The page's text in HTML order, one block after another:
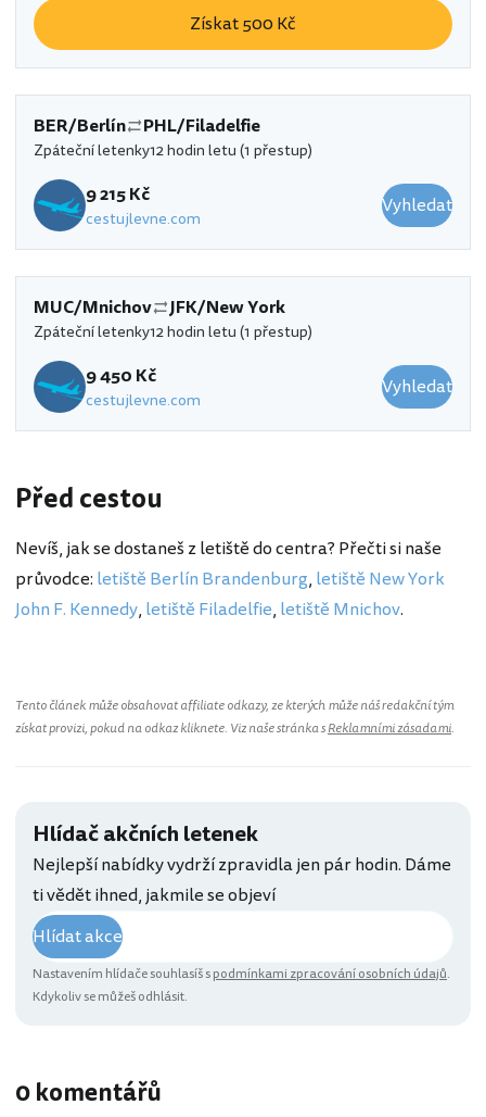
Získat 500 Kč
BER/Berlín PHL/Filadelfie
Zpáteční letenky12 hodin letu (1 přestup)
9 215 Kč
cestujlevne.com Vyhledat
MUC/Mnichov JFK/New York
Zpáteční letenky12 hodin letu (1 přestup)
9 450 Kč
cestujlevne.com Vyhledat
Před cestou
Nevíš, jak se dostaneš z letiště do centra? Přečti si naše
průvodce: letiště Berlín Brandenburg, letiště New York
John F. Kennedy, letiště Filadelfie, letiště Mnichov.
Tento článek může obsahovat affiliate odkazy, ze kterých může náš redakční tým
získat provizi, pokud na odkaz kliknete. Viz naše stránka sReklamními zásadami.
Hlídač akčních letenek
Nejlepší nabídky vydrží zpravidla jen pár hodin. Dáme
ti vědět ihned, jakmile se objeví
Hlídat akce
Nastavením hlídače souhlasíš spodmínkami zpracování osobních údajů.
Kdykoliv se můžeš odhlásit.
0 komentářů